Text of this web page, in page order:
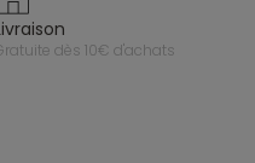
livraison
gratuite dès 10€ d'achats